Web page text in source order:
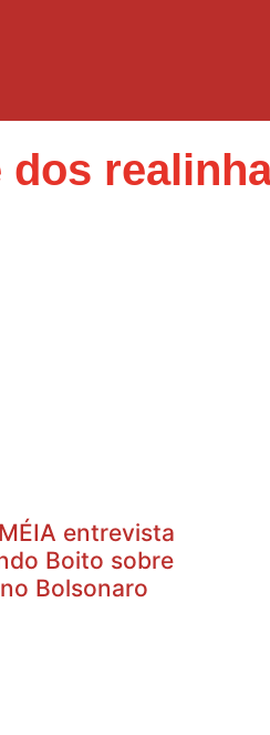
entrevista
Boito sobre
Bolsonaro